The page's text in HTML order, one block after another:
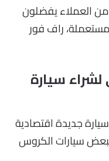
من العملاء يفضلون
راف فور
يكفي لشراء سيارة
لشراء سيارة جديدة اقتصادية
سيارات الكروس